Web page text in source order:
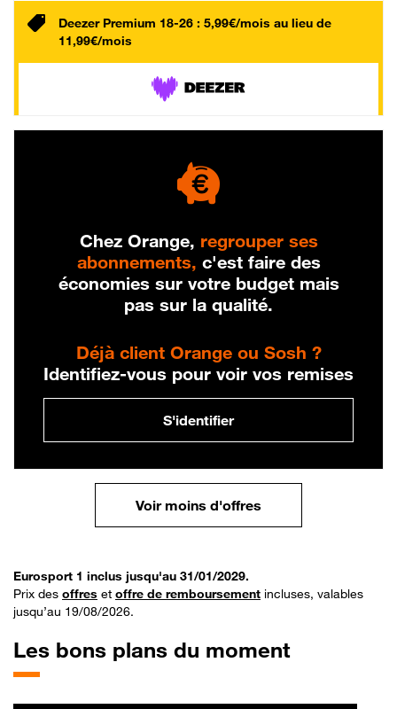
Deezer Premium 18-26 : 5,99€/mois au lieu de
11,99€/mois
Chez Orange, regrouper ses
abonnements, c'est faire des
économies sur votre budget mais
pas sur la qualité.
Déjà client Orange ou Sosh ?
Identifiez-vous pour voir vos remises
S'identifier
Voir moins d'offres
Eurosport 1 inclus jusqu'au 31/01/2029.
Prix des offres et offre de remboursement incluses, valables
jusqu’au 19/08/2026.
Les bons plans du moment